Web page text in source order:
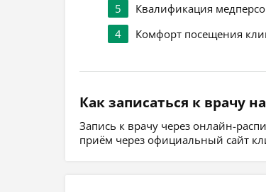
5
Квалификация
4
Комфорт посещения
Как записаться к врачу
Запись к врачу через онлайн-
приём через официальный сайт